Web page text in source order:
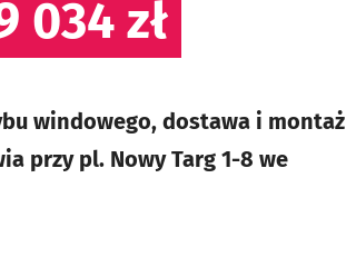
034 zł
windowego, dostawa i montaż
przy pl. Nowy Targ 1-8 we